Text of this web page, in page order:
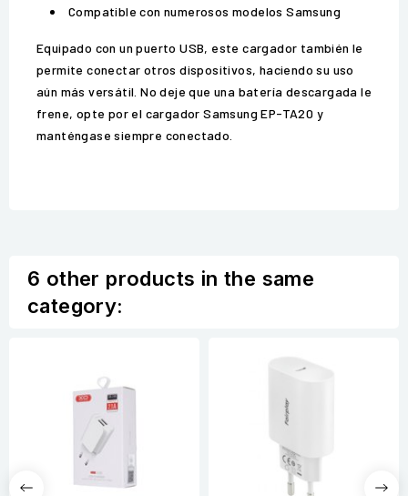
Compatible con numerosos modelos Samsung
Equipado con un puerto USB, este cargador también le
permite conectar otros dispositivos, haciendo su uso
aún más versátil. No deje que una batería descargada le
frene, opte por el cargador Samsung EP-TA20 y
manténgase siempre conectado.
6 other products in the same
category: